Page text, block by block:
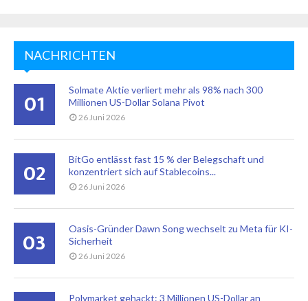
NACHRICHTEN
01
Solmate Aktie verliert mehr als 98% nach 300
Millionen US-Dollar Solana Pivot
26 Juni 2026
02
BitGo entlässt fast 15 % der Belegschaft und
konzentriert sich auf Stablecoins...
26 Juni 2026
03
Oasis-Gründer Dawn Song wechselt zu Meta für KI-
Sicherheit
26 Juni 2026
Polymarket gehackt: 3 Millionen US-Dollar an